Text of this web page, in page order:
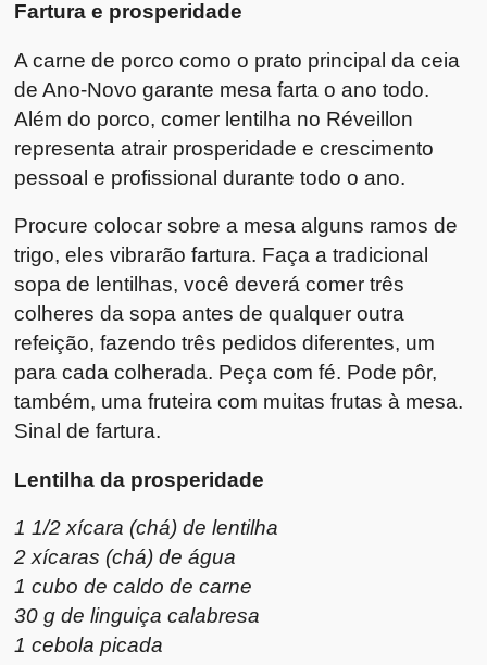
Fartura e prosperidade
A carne de porco como o prato principal da ceia
de Ano-Novo garante mesa farta o ano todo.
Além do porco, comer lentilha no Réveillon
representa atrair prosperidade e crescimento
pessoal e profissional durante todo o ano.
Procure colocar sobre a mesa alguns ramos de
trigo, eles vibrarão fartura. Faça a tradicional
sopa de lentilhas, você deverá comer três
colheres da sopa antes de qualquer outra
refeição, fazendo três pedidos diferentes, um
para cada colherada. Peça com fé. Pode pôr,
também, uma fruteira com muitas frutas à mesa.
Sinal de fartura.
Lentilha da prosperidade
1 1/2 xícara (chá) de lentilha
2 xícaras (chá) de água
1 cubo de caldo de carne
30 g de linguiça calabresa
1 cebola picada